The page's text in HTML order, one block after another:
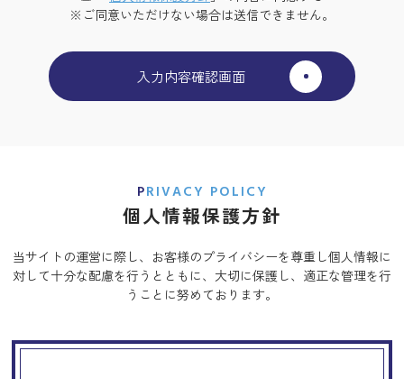
※ご同意いただけない場合は送信できません。
PRIVACY POLICY
個人情報保護方針
当サイトの運営に際し、お客様のプライバシーを尊重し個人情報に
対して十分な配慮を行うとともに、 大切に保護し、適正な管理を行
うことに努めております。